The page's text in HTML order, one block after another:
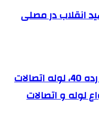
انقلاب در مصلی
فروش انواع لوله اتصالات رده 40، لوله اتصالات
لوله و اتصالات